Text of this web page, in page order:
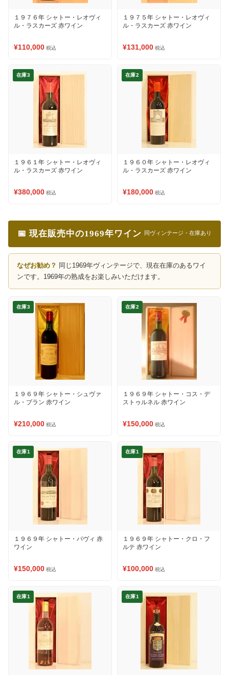
１９７６年 シャトー・レオヴィ
ル・ラスカーズ 赤ワイン
¥110,000 税込
１９７５年 シャトー・レオヴィ
ル・ラスカーズ 赤ワイン
¥131,000 税込
在庫3
１９６１年 シャトー・レオヴィ
ル・ラスカーズ 赤ワイン
¥380,000 税込
在庫2
１９６０年 シャトー・レオヴィ
ル・ラスカーズ 赤ワイン
¥180,000 税込
📅 現在販売中の1969年ワイン 同ヴィンテージ・在庫あり
なぜお勧め？ 同じ1969年ヴィンテージで、現在在庫のあるワイ
ンです。1969年の熟成をお楽しみいただけます。
在庫3
１９６９年 シャトー・シュヴァ
ル・ブラン 赤ワイン
¥210,000 税込
在庫2
１９６９年 シャトー・コス・デ
ストゥルネル 赤ワイン
¥150,000 税込
在庫1
１９６９年 シャトー・パヴィ 赤
ワイン
¥150,000 税込
在庫1
１９６９年 シャトー・クロ・フ
ルテ 赤ワイン
¥100,000 税込
在庫1 在庫1